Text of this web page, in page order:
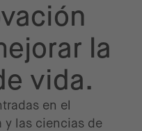
la
vida.
en el
y las ciencias de